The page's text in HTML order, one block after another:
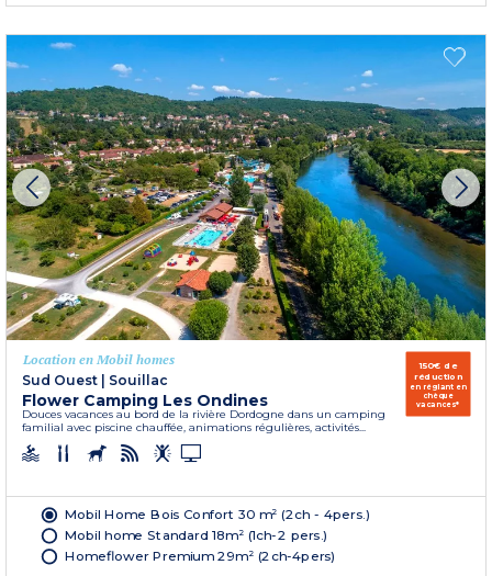
Location en Mobil homes
Sud Ouest
Souillac
Flower Camping Les Ondines
Douces vacances au bord de la rivière Dordogne dans un camping
familial avec piscine chauffée, animations régulières, activités...
150€ de
réduction
en réglant en
chèque
vacances*
Mobil Home Bois Confort 30 m² (2ch - 4pers.)
Mobil home Standard 18m² (1ch-2 pers.)
Homeflower Premium 29m² (2ch-4pers)